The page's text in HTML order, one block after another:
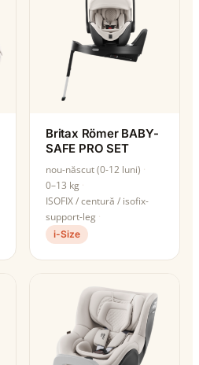
Britax Römer BABY-
SAFE PRO SET
nou-născut (0-12 luni)
0–13 kg
ISOFIX / centură / isofix-
support-leg
i-Size